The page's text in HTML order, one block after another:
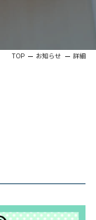
TOP お知らせ 詳細